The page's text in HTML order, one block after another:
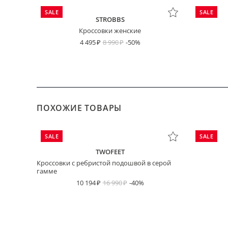
SALE
STROBBS
Кроссовки женские
4 495
8 990 -50%
SALE
ПОХОЖИЕ ТОВАРЫ
SALE
TWOFEET
Кроссовки с ребристой подошвой в серой
гамме
10 194
16 990 -40%
SALE